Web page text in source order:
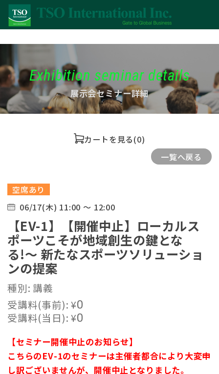
Exhibition seminar details
展示会セミナー詳細
カートを見る(0)
一覧へ戻る
空席あり
06/17(木) 11:00 ～ 12:00
【EV-1】【開催中止】ローカルス
ポーツこそが地域創生の鍵とな
る!〜 新たなスポーツソリューショ
ンの提案
種別: 講義
受講料(事前):¥0
受講料(当日):¥0
【セミナー開催中止のお知らせ】
こちらのEV-1のセミナーは主催者都合により大変申
し訳ございませんが、開催中止となりました。